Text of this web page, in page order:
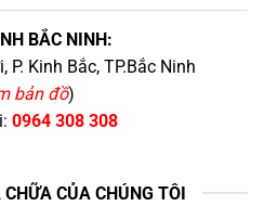
BẮC NINH:
Kinh Bắc, TP.Bắc Ninh
bản đồ)
0964 308 308
CỦA CHÚNG TÔI